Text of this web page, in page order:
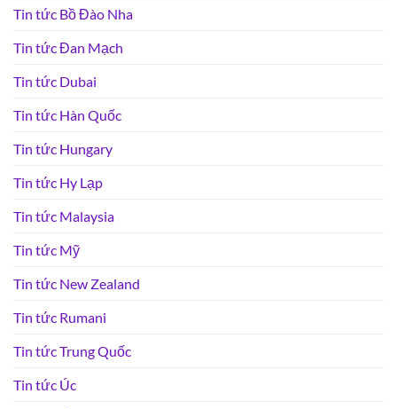
Tin tức Bồ Đào Nha
Tin tức Đan Mạch
Tin tức Dubai
Tin tức Hàn Quốc
Tin tức Hungary
Tin tức Hy Lạp
Tin tức Malaysia
Tin tức Mỹ
Tin tức New Zealand
Tin tức Rumani
Tin tức Trung Quốc
Tin tức Úc